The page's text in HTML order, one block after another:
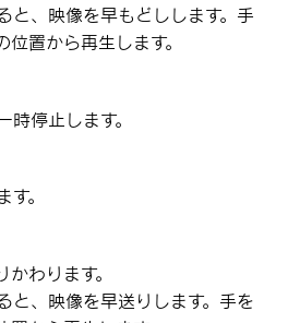
と、映像を早もどしします。手
位置から再生します。
時停止します。
。
かわります。
と、映像を早送りします。手を